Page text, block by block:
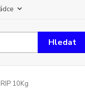
Hledat
10Kg